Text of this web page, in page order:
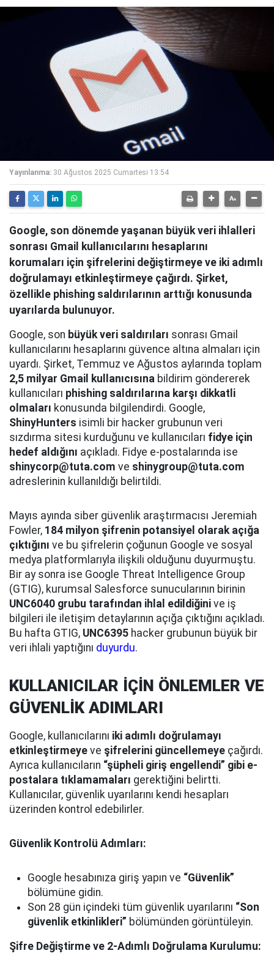
Yayınlanma: 30 Ağustos 2025 Cumartesi 13:54
Google, son dönemde yaşanan büyük veri ihlalleri
sonrası Gmail kullanıcılarını hesaplarını
korumaları için şifrelerini değiştirmeye ve iki adımlı
doğrulamayı etkinleştirmeye çağırdı. Şirket,
özellikle phishing saldırılarının arttığı konusunda
uyarılarda bulunuyor.
Google, son büyük veri saldırıları sonrası Gmail
kullanıcılarını hesaplarını güvence altına almaları için
uyardı. Şirket, Temmuz ve Ağustos aylarında toplam
2,5 milyar Gmail kullanıcısına bildirim göndererek
kullanıcıları phishing saldırılarına karşı dikkatli
olmaları konusunda bilgilendirdi. Google,
ShinyHunters isimli bir hacker grubunun veri
sızdırma sitesi kurduğunu ve kullanıcıları fidye için
hedef aldığını açıkladı. Fidye e-postalarında ise
shinycorp@tuta.com ve shinygroup@tuta.com
adreslerinin kullanıldığı belirtildi.
Mayıs ayında siber güvenlik araştırmacısı Jeremiah
Fowler, 184 milyon şifrenin potansiyel olarak açığa
çıktığını ve bu şifrelerin çoğunun Google ve sosyal
medya platformlarıyla ilişkili olduğunu duyurmuştu.
Bir ay sonra ise Google Threat Intelligence Group
(GTIG), kurumsal Salesforce sunucularının birinin
UNC6040 grubu tarafından ihlal edildiğini ve iş
bilgileri ile iletişim detaylarının açığa çıktığını açıkladı.
Bu hafta GTIG, UNC6395 hacker grubunun büyük bir
veri ihlali yaptığını duyurdu.
KULLANICILAR İÇİN ÖNLEMLER VE
GÜVENLİK ADIMLARI
Google, kullanıcılarını iki adımlı doğrulamayı
etkinleştirmeye ve şifrelerini güncellemeye çağırdı.
Ayrıca kullanıcıların “şüpheli giriş engellendi” gibi e-
postalara tıklamamaları gerektiğini belirtti.
Kullanıcılar, güvenlik uyarılarını kendi hesapları
üzerinden kontrol edebilirler.
Güvenlik Kontrolü Adımları:
Google hesabınıza giriş yapın ve “Güvenlik”
bölümüne gidin.
Son 28 gün içindeki tüm güvenlik uyarılarını “Son
güvenlik etkinlikleri” bölümünden görüntüleyin.
Şifre Değiştirme ve 2-Adımlı Doğrulama Kurulumu: